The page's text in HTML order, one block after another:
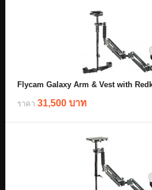
Flycam Galaxy Arm & Vest with
ราคา 31,500 บาท